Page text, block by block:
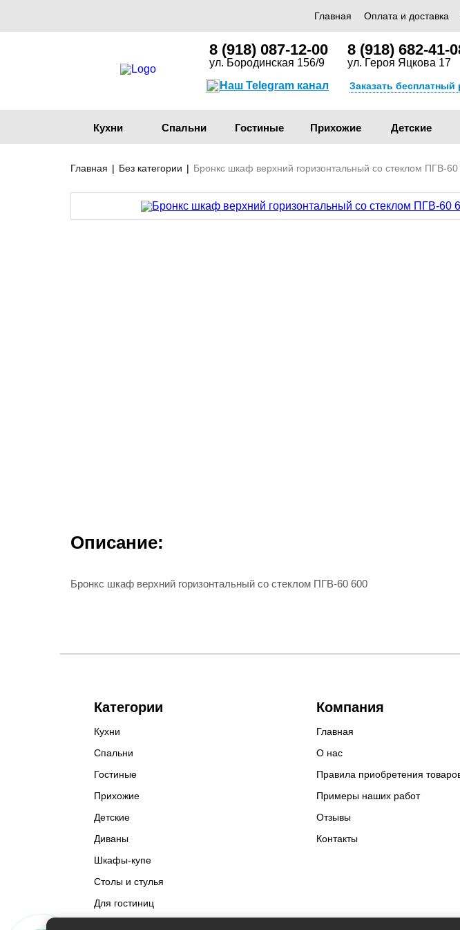
Главная Оплата и доставка
8 (918) 087-12-00
ул. Бородинская 156/9
8 (918) 682-41-
ул. Героя Яцкова 17
Наш Telegram канал Заказать бесплатный
Кухни Спальни Гостиные Прихожие Детские
Главная | Без категории | Бронкс шкаф верхний горизонтальный со стеклом ПГВ-
Описание:
Бронкс шкаф верхний горизонтальный со стеклом ПГВ-60 600
Категории
Кухни
Спальни
Гостиные
Прихожие
Детские
Диваны
Шкафы-купе
Столы и стулья
Для гостиниц
Компания
Главная
О нас
Правила приобретения
Примеры наших работ
Отзывы
Контакты